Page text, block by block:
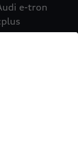
e-tron